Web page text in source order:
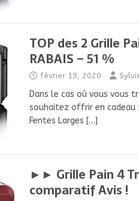
TOP des 2 Grille
RABAIS – 51 %
février 19, 2020
Dans le cas où vous vous
souhaitez offrir en cadeau
Fentes Larges […]
►► Grille Pain 4
comparatif Avis !